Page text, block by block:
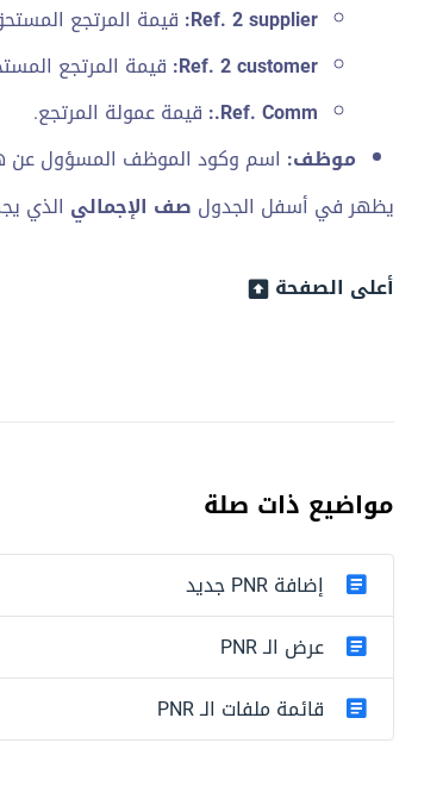
Ref. 2 supplier: قيمة المرتجع
Ref. 2 customer: قيمة المرتجع
Ref. Comm.: قيمة عمولة المرتجع.
موظف: اسم وكود الموظف المسؤول عن
يظهر في أسفل الجدول صف الإجمالي الذي
أعلى الصفحة
مواضيع ذات صلة
إضافة PNR جديد
عرض الـ PNR
قائمة ملفات الـ PNR